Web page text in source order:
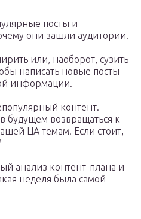
посты и
они зашли аудитории.
или, наоборот, сузить
написать новые посты
информации.
контент.
будущем возвращаться к
ЦА темам. Если стоит,
анализ контент-плана и
неделя была самой